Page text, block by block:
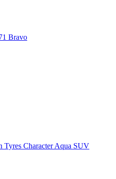
Bravo
Tyres Character Aqua SUV